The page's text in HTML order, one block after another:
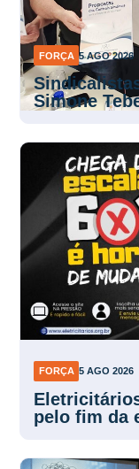
FORÇA 5 AGO 2026
Simone
FORÇA 5 AGO 2026
pelo fim da